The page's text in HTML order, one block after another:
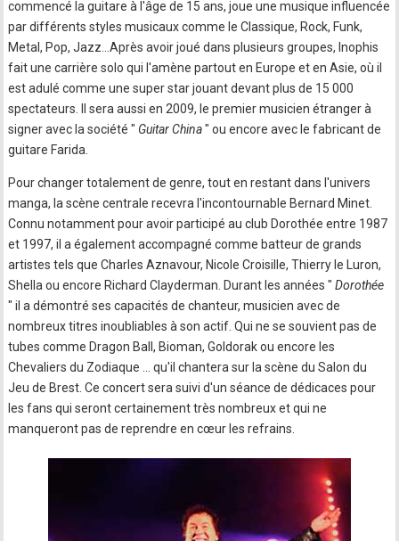
commencé la guitare à l'âge de 15 ans, joue une musique influencée
par différents styles musicaux comme le Classique, Rock, Funk,
Metal, Pop, Jazz…Après avoir joué dans plusieurs groupes, Inophis
fait une carrière solo qui l'amène partout en Europe et en Asie, où il
est adulé comme une super star jouant devant plus de 15 000
spectateurs. Il sera aussi en 2009, le premier musicien étranger à
signer avec la société " Guitar China" ou encore avec le fabricant de
guitare Farida.
Pour changer totalement de genre, tout en restant dans l'univers
manga, la scène centrale recevra l'incontournable Bernard Minet.
Connu notamment pour avoir participé au club Dorothée entre 1987
et 1997, il a également accompagné comme batteur de grands
artistes tels que Charles Aznavour, Nicole Croisille, Thierry le Luron,
Shella ou encore Richard Clayderman. Durant les années " Dorothée
" il a démontré ses capacités de chanteur, musicien avec de
nombreux titres inoubliables à son actif. Qui ne se souvient pas de
tubes comme Dragon Ball, Bioman, Goldorak ou encore les
Chevaliers du Zodiaque ... qu'il chantera sur la scène du Salon du
Jeu de Brest. Ce concert sera suivi d'un séance de dédicaces pour
les fans qui seront certainement très nombreux et qui ne
manqueront pas de reprendre en cœur les refrains.